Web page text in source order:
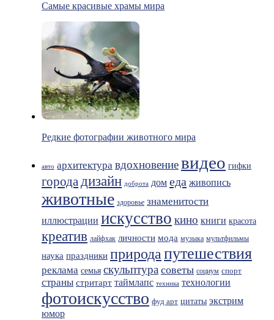
Самые красивые храмы мира
Редкие фотографии животного мира
авто архитектура вдохновениевидео гифки
городадизайн доброта дом еда живопись
животные здоровье знаменитости
иллюстрации искусство кино книги красота
креатив лайфхак личности мода музыка мультфильмы
наука праздники природапутешествия
реклама семья скульптура советы социум спорт
страны стритарт таймлапс техника технологии
фотоискусство фуд арт цитаты экстрим
юмор